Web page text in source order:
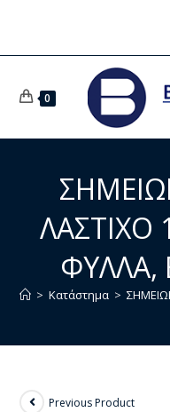
0
ΛΑΣΤΙΧΟ
ΦΥΛΛΑ,
> Κατάστημα >
Previous Product